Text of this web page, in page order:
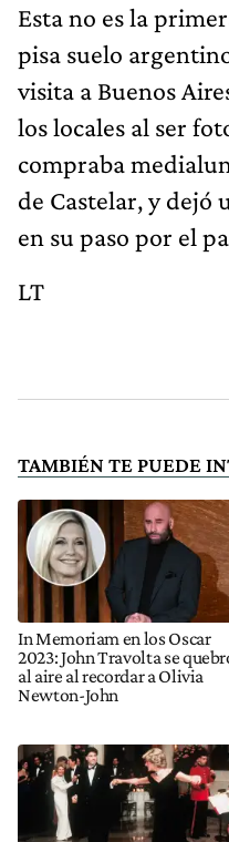
Esta no es la
pisa suelo
visita a Buenos
los locales al ser
compraba
de Castelar, y dejó
en su paso por el
LT
TAMBIÉN TE PUEDE
In Memoriam en los Oscar
2023: John Travolta se
al aire al recordar a Olivia
Newton-John